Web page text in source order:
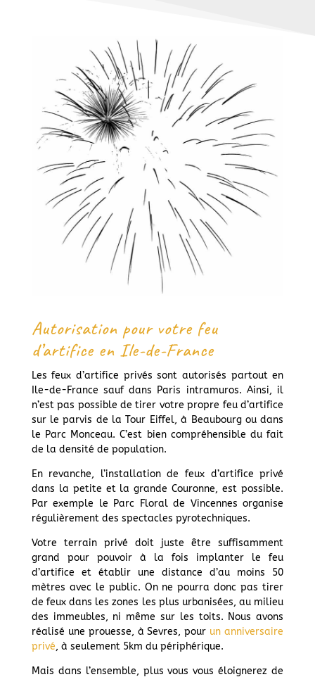
Autorisation pour votre feu
d’artifice en Ile-de-France
Les feux d’artifice privés sont autorisés partout en
Ile-de-France sauf dans Paris intramuros. Ainsi, il
n’est pas possible de tirer votre propre feu d’artifice
sur le parvis de la Tour Eiffel, à Beaubourg ou dans
le Parc Monceau. C’est bien compréhensible du fait
de la densité de population.
En revanche, l’installation de feux d’artifice privé
dans la petite et la grande Couronne, est possible.
Par exemple le Parc Floral de Vincennes organise
régulièrement des spectacles pyrotechniques.
Votre terrain privé doit juste être suffisamment
grand pour pouvoir à la fois implanter le feu
d’artifice et établir une distance d’au moins 50
mètres avec le public. On ne pourra donc pas tirer
de feux dans les zones les plus urbanisées, au milieu
des immeubles, ni même sur les toits. Nous avons
réalisé une prouesse, à Sevres, pour un anniversaire
privé, à seulement 5km du périphérique.
Mais dans l’ensemble, plus vous vous éloignerez de